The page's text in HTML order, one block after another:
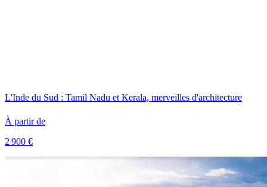
L'Inde du Sud : Tamil Nadu et Kerala, merveilles d'architecture
À partir de
2 900 €